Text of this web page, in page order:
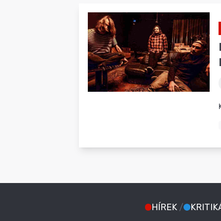
HÍREK /